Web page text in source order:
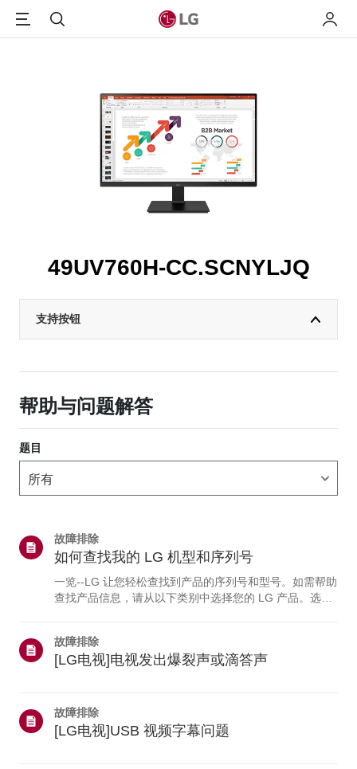
搜索 我的
49UV760H-CC.SCNYLJQ
支持按钮
帮助与问题解答
题目
故障排除
如何查找我的 LG 机型和序列号
一览--LG 让您轻松查找到产品的序列号和型号。如需帮助
查找产品信息，请从以下类别中选择您的 LG 产品。选择
号可在以下位置找到：• 设备背面• 您也可以在电视上查看
详细信息：点击“主页”按钮 > 选择“设置”（或“配置”） >选
到：DVD 或蓝光播...
故障排除
[LG电视]电视发出爆裂声或滴答声
故障排除
[LG电视]USB 视频字幕问题